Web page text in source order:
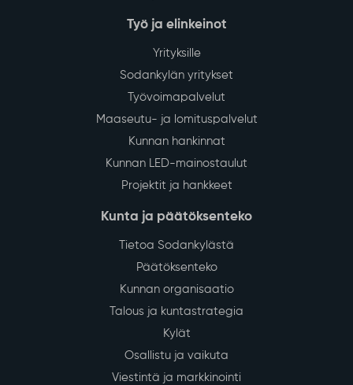
Työ ja elinkeinot
Yrityksille
Sodankylän yritykset
Työvoimapalvelut
Maaseutu- ja lomituspalvelut
Kunnan hankinnat
Kunnan LED-mainostaulut
Projektit ja hankkeet
Kunta ja päätöksenteko
Tietoa Sodankylästä
Päätöksenteko
Kunnan organisaatio
Talous ja kuntastrategia
Kylät
Osallistu ja vaikuta
Viestintä ja markkinointi